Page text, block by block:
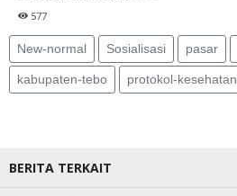
577
New-normal Sosialisasi pasar
kabupaten-tebo protokol-kesehatan
BERITA TERKAIT